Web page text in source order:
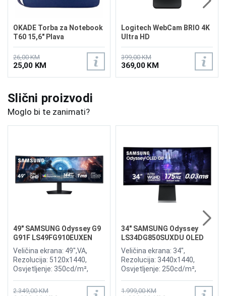
OKADE Torba za Notebook
T60 15,6" Plava
26,00 KM
25,00 KM
Logitech WebCam BRIO 4K
Ultra HD
399,00 KM
369,00 KM
Slični proizvodi
Moglo bi te zanimati?
49" SAMSUNG Odyssey G9
G91F LS49FG910EUXEN
144Hz Gaming Curved
Display
Veličina ekrana: 49",VA,
Rezolucija: 5120x1440,
Osvjetljenje: 350cd/m²,
Osvježenje: 144Hz, AMD
2.349,00 KM
34" SAMSUNG Odyssey
LS34DG850SUXDU OLED
G8 175Hz Gaming Curved
Display
Veličina ekrana: 34",
Rezolucija: 3440x1440,
Osvjetljenje: 250cd/m²,
Osvježenje: 175Hz, AMD
1.999,00 KM